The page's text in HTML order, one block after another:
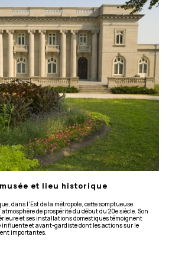
et lieu historique
dans l’Est de la métropole, cette somptueuse
de prospérité du début du 20e siècle. Son
et ses installations domestiques témoignent
influente et avant-gardiste dont les actions sur le
importantes.